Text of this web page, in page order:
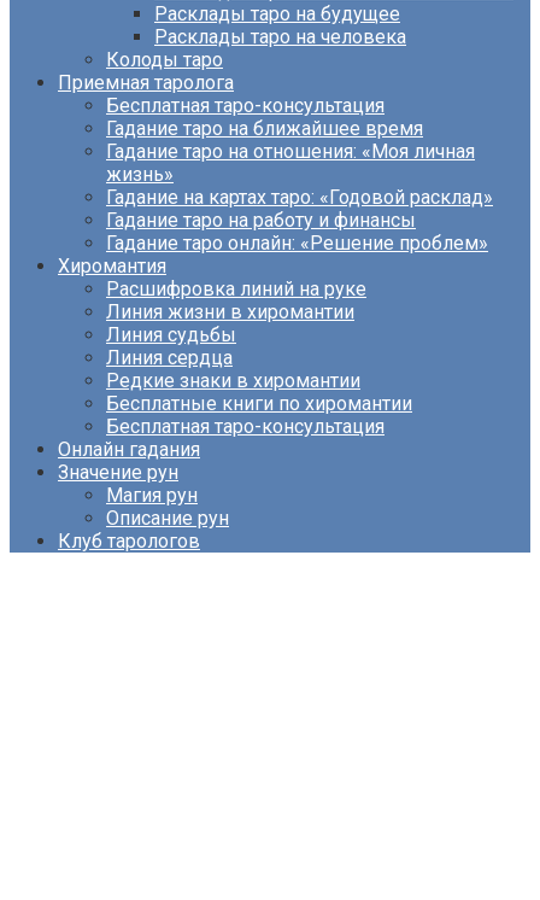
Расклады таро на будущее
Расклады таро на человека
Колоды таро
Приемная таролога
Бесплатная таро-консультация
Гадание таро на ближайшее время
Гадание таро на отношения: «Моя личная
жизнь»
Гадание на картах таро: «Годовой расклад»
Гадание таро на работу и финансы
Гадание таро онлайн: «Решение проблем»
Хиромантия
Расшифровка линий на руке
Линия жизни в хиромантии
Линия судьбы
Линия сердца
Редкие знаки в хиромантии
Бесплатные книги по хиромантии
Бесплатная таро-консультация
Онлайн гадания
Значение рун
Магия рун
Описание рун
Клуб тарологов